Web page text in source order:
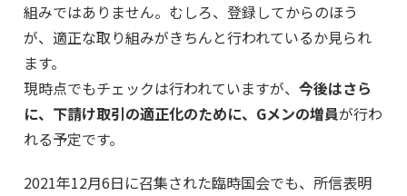
組みではありません。むしろ、登録してからのほう
が、適正な取り組みがきちんと行われているか見られ
ます。
現時点でもチェックは行われていますが、 今後はさら
に、下請け取引の適正化のために、Gメンの増員が行わ
れる予定です。
2021年12月6日に召集された臨時国会でも、所信表明